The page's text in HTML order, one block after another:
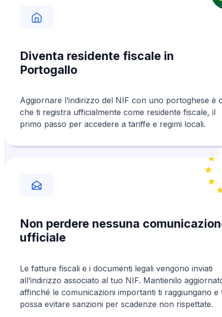
Rapidi ed efficienti. Abbiamo avuto difficoltà
nel caricare un documento, ma Guilhelme è
stato molto disponibile e lo ha fatto per noi.
Abbiamo ricevuto il nostro numero diNIF
molto rapidamente. Grazie.
Diventa residente fiscale in
Portogallo
Aggiornare l’indirizzo del NIF con uno portoghese è
che ti registra ufficialmente come residente fiscale, il
primo passo per accedere a tariffe e regimi locali.
Non perdere nessuna
ufficiale
Le fatture fiscali e i documenti legali vengono inviati
all’indirizzo associato al tuo NIF. Mantienilo
affinché le comunicazioni importanti ti raggiungano e
possa evitare sanzioni per scadenze non rispettate.